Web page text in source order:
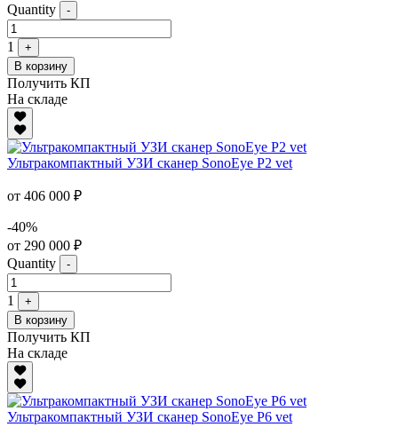
Quantity
-
1
+
В корзину
Получить КП
На складе
Ультракомпактный УЗИ сканер SonoEye P2 vet
от 406 000 ₽
-40%
от 290 000 ₽
Quantity
-
1
+
В корзину
Получить КП
На складе
Ультракомпактный УЗИ сканер SonoEye P6 vet